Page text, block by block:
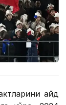
қайд